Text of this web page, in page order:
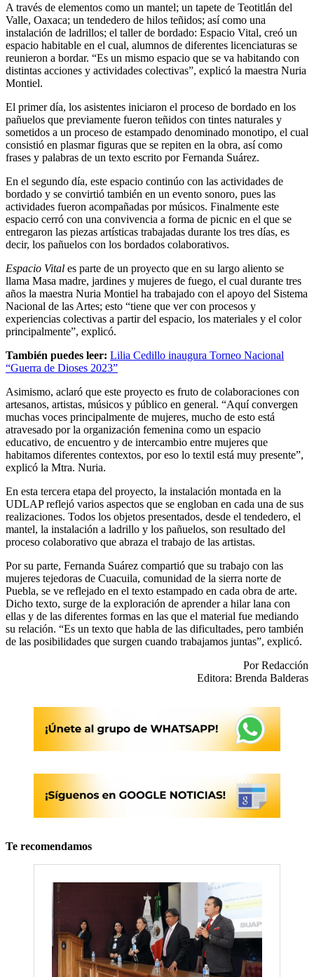
A través de elementos como un mantel; un tapete de Teotitlán del
Valle, Oaxaca; un tendedero de hilos teñidos; así como una
instalación de ladrillos; el taller de bordado: Espacio Vital, creó un
espacio habitable en el cual, alumnos de diferentes licenciaturas se
reunieron a bordar. “Es un mismo espacio que se va habitando con
distintas acciones y actividades colectivas”, explicó la maestra Nuria
Montiel.
El primer día, los asistentes iniciaron el proceso de bordado en los
pañuelos que previamente fueron teñidos con tintes naturales y
sometidos a un proceso de estampado denominado monotipo, el cual
consistió en plasmar figuras que se repiten en la obra, así como
frases y palabras de un texto escrito por Fernanda Suárez.
En el segundo día, este espacio continúo con las actividades de
bordado y se convirtió también en un evento sonoro, pues las
actividades fueron acompañadas por músicos. Finalmente este
espacio cerró con una convivencia a forma de picnic en el que se
entregaron las piezas artísticas trabajadas durante los tres días, es
decir, los pañuelos con los bordados colaborativos.
Espacio Vital es parte de un proyecto que en su largo aliento se
llama Masa madre, jardines y mujeres de fuego, el cual durante tres
años la maestra Nuria Montiel ha trabajado con el apoyo del Sistema
Nacional de las Artes; esto “tiene que ver con procesos y
experiencias colectivas a partir del espacio, los materiales y el color
principalmente”, explicó.
También puedes leer: Lilia Cedillo inaugura Torneo Nacional
“Guerra de Dioses 2023”
Asimismo, aclaró que este proyecto es fruto de colaboraciones con
artesanos, artistas, músicos y público en general. “Aquí convergen
muchas voces principalmente de mujeres, mucho de esto está
atravesado por la organización femenina como un espacio
educativo, de encuentro y de intercambio entre mujeres que
habitamos diferentes contextos, por eso lo textil está muy presente”,
explicó la Mtra. Nuria.
En esta tercera etapa del proyecto, la instalación montada en la
UDLAP reflejó varios aspectos que se engloban en cada una de sus
realizaciones. Todos los objetos presentados, desde el tendedero, el
mantel, la instalación a ladrillo y los pañuelos, son resultado del
proceso colaborativo que abraza el trabajo de las artistas.
Por su parte, Fernanda Suárez compartió que su trabajo con las
mujeres tejedoras de Cuacuila, comunidad de la sierra norte de
Puebla, se ve reflejado en el texto estampado en cada obra de arte.
Dicho texto, surge de la exploración de aprender a hilar lana con
ellas y de las diferentes formas en las que el material fue mediando
su relación. “Es un texto que habla de las dificultades, pero también
de las posibilidades que surgen cuando trabajamos juntas”, explicó.
Por Redacción
Editora: Brenda Balderas
Te recomendamos